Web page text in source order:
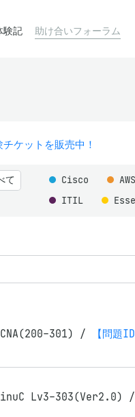
験記 助け合いフォーラム
ケットを販売中！
て Cisco AWS
ITIL
301) /
【問題
Lv3-303(Ver2.0) /